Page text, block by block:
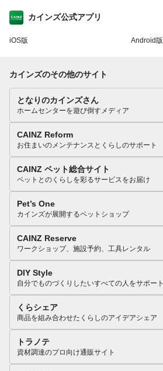
カインズ公式アプリ
iOS版 Android版
カインズのその他のサイト
となりのカインズさん
ホームセンターを遊び倒すメディア
CAINZ Reform
お住まいのメンテナンスとくらしのサポート
CAINZ ペット総合サイト
ペットとのくらしを彩るサービスをお届け
Pet’s One
カインズが展開するペットショップ
CAINZ Reserve
ワークショップ、施設予約、工具レンタル
DIY Style
自分でものづくりしたいすべての人をサポート
くらシェア
商品を組み合わせたくらしのアイデアシェア
トラノテ
資材調達のプロ向け通販サイト